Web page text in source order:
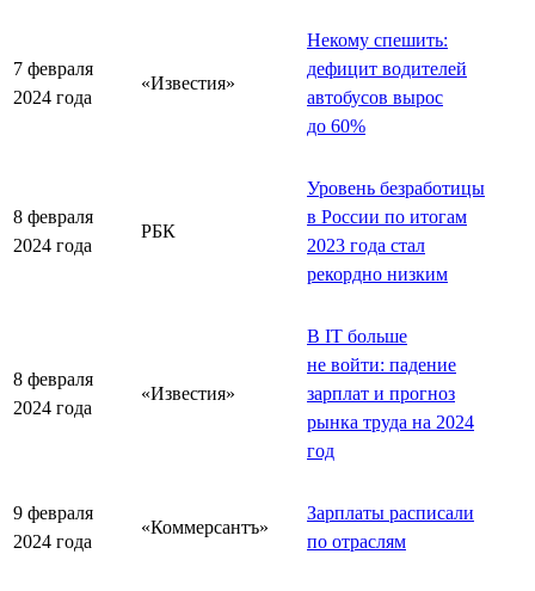
7 февраля
2024 года
«Известия»
Некому спешить:
дефицит водителей
автобусов вырос
до 60%
8 февраля
2024 года
РБК
Уровень безработицы
в России по итогам
2023 года стал
рекордно низким
8 февраля
2024 года
«Известия»
В IT больше
не войти: падение
зарплат и прогноз
рынка труда на 2024
год
9 февраля
2024 года
«Коммерсантъ»
Зарплаты расписали
по отраслям